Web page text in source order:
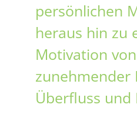
persönlichen
heraus hin zu
Motivation von
zunehmender
Überfluss und